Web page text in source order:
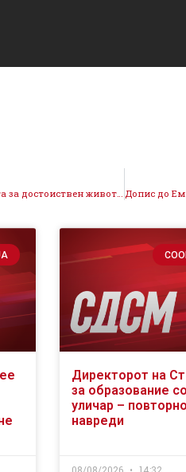
Заев: Придружете се во битката за достоиствен живот и слободна Македонија
Директорот на
за образование
уличар –
навреди